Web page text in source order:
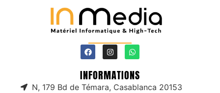
INFORMATIONS
N, 179 Bd de Témara, Casablanca 20153